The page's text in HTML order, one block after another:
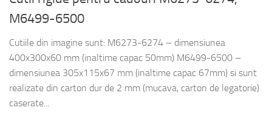
M6499-6500
Cutiile din imagine sunt: M6273-6274 – dimensiunea
400x300x60 mm (inaltime capac 50mm) M6499-6500 –
dimensiunea 305x115x67 mm (inaltime capac 67mm) si sunt
realizate din carton dur de 2 mm (mucava, carton de legatorie)
caserate...